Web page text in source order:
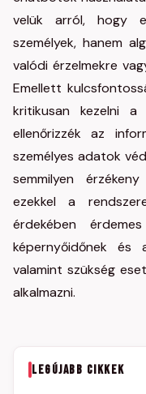
velük arról, hogy
személyek, hanem
valódi érzelmekre
Emellett
kritikusan kezelni
ellenőrizzék az
személyes adatok
semmilyen
ezekkel a
érdekében
képernyőidőnek és
valamint szükség
alkalmazni.
LEGÚJABB CIKKEK